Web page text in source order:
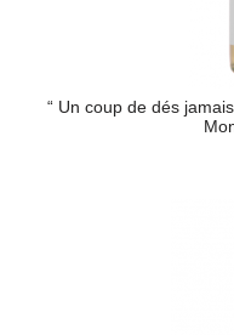
“ Un coup de dés